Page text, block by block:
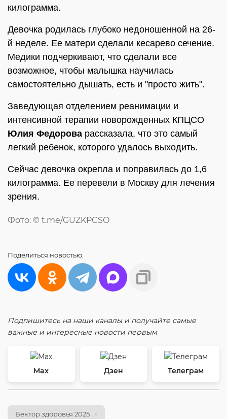
килограмма.
Девочка родилась глубоко недоношенной на 26-
й неделе. Ее матери сделали кесарево сечение.
Медики подчеркивают, что сделали все
возможное, чтобы малышка научилась
самостоятельно дышать, есть и "просто жить".
Заведующая отделением реанимации и
интенсивной терапии новорожденных КПЦСО
Юлия Федорова рассказала, что это самый
легкий ребенок, которого удалось выходить.
Сейчас девочка окрепла и поправилась до 1,6
килограмма. Ее перевели в Москву для лечения
зрения.
Фото: © t.me/GUZKPCSO
Поделиться новостью:
Подпишитесь на наши каналы и получайте самые
важные и интересные новости первым
Max Дзен Телеграм
Вектор здоровья 2025